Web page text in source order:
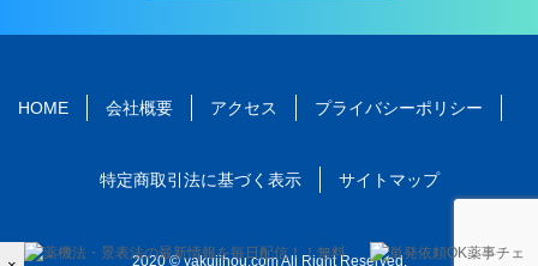
HOME 会社概要 アクセス プライバシーポリシー
特定商取引法に基づく表示 サイトマップ
2020 © yakujihou.com All Right Reserved.